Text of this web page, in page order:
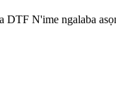
DTF N'ime ngalaba